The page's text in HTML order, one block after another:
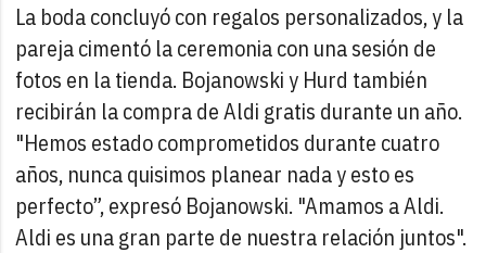
La boda concluyó con regalos personalizados, y la
pareja cimentó la ceremonia con una sesión de
fotos en la tienda. Bojanowski y Hurd también
recibirán la compra de Aldi gratis durante un año.
"Hemos estado comprometidos durante cuatro
años, nunca quisimos planear nada y esto es
perfecto”, expresó Bojanowski. "Amamos a Aldi.
Aldi es una gran parte de nuestra relación juntos".